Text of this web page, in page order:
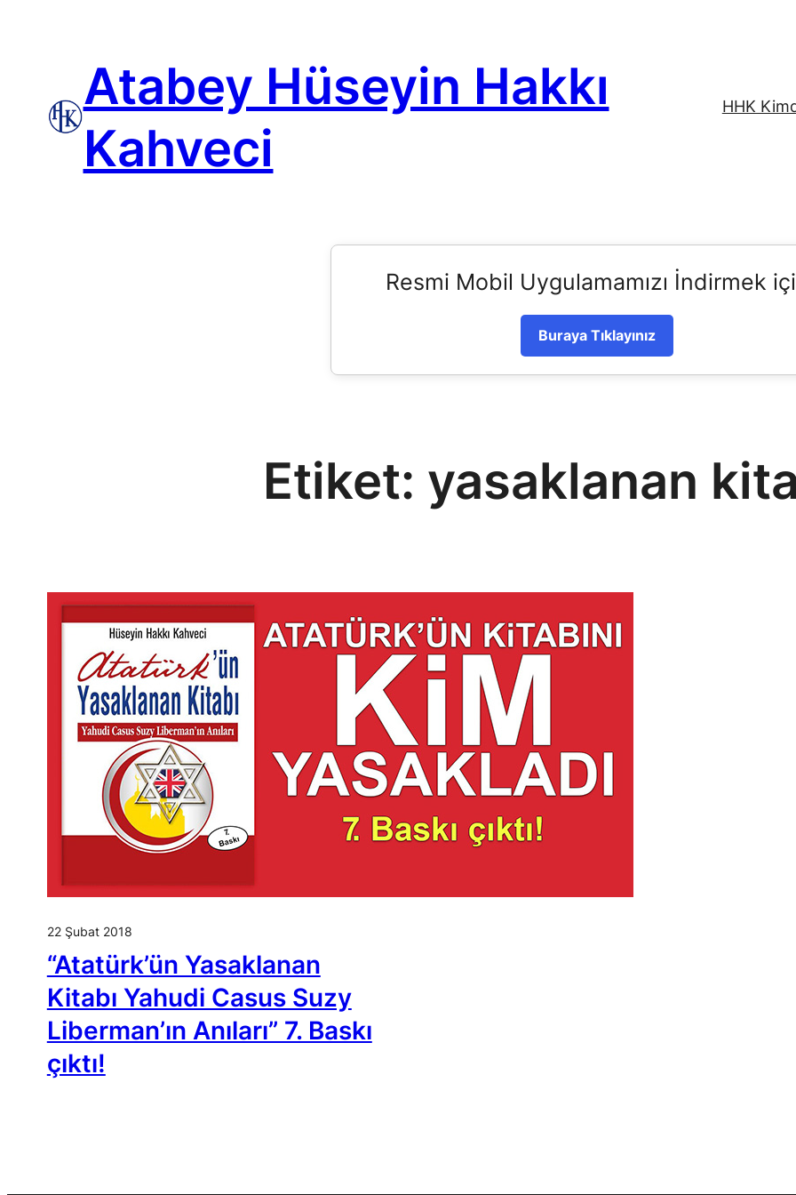
Atabey Hüseyin Hakkı
Kahveci
HHK
Resmi Mobil Uygulamamızı İndirmek
Buraya Tıklayınız
Etiket: yasaklanan
22 Şubat 2018
“Atatürk’ün Yasaklanan
Kitabı Yahudi Casus Suzy
Liberman’ın Anıları” 7. Baskı
çıktı!